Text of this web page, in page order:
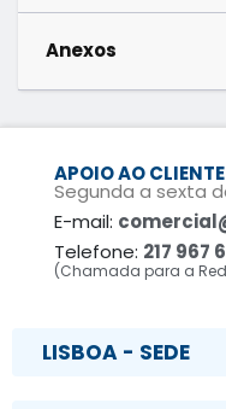
Anexos
APOIO AO CLIENTE
Segunda a sexta
E-mail:
Telefone: 217 967
(Chamada para a
LISBOA - SEDE